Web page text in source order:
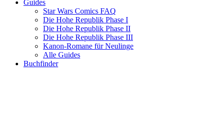
Guides
Star Wars Comics FAQ
Die Hohe Republik Phase I
Die Hohe Republik Phase II
Die Hohe Republik Phase III
Kanon-Romane für Neulinge
Alle Guides
Buchfinder